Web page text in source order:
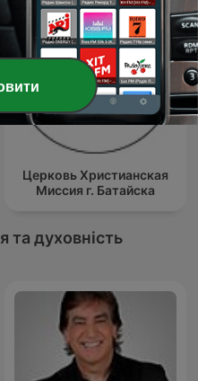
Церковь Христианская
Миссия г. Батайска
та духовність